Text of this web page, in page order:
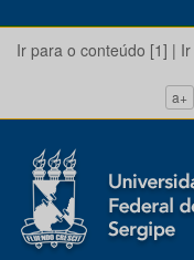
Ir para o conteúdo [1] |
a+